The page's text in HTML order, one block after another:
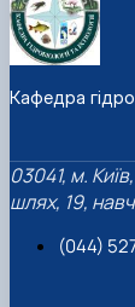
Кафедра
03041, м.
шлях, 19,
(044)